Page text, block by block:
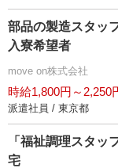
部品の製造スタッ
入寮希望者
move on株式会社
時給1,800円～2,250
派遣社員 / 東京都
「福祉調理スタッ
宅